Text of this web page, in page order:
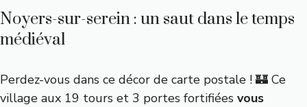
Noyers-sur-serein : un saut dans le temps
médiéval
Perdez-vous dans ce décor de carte postale ! 🏰 Ce
village aux 19 tours et 3 portes fortifiées vous